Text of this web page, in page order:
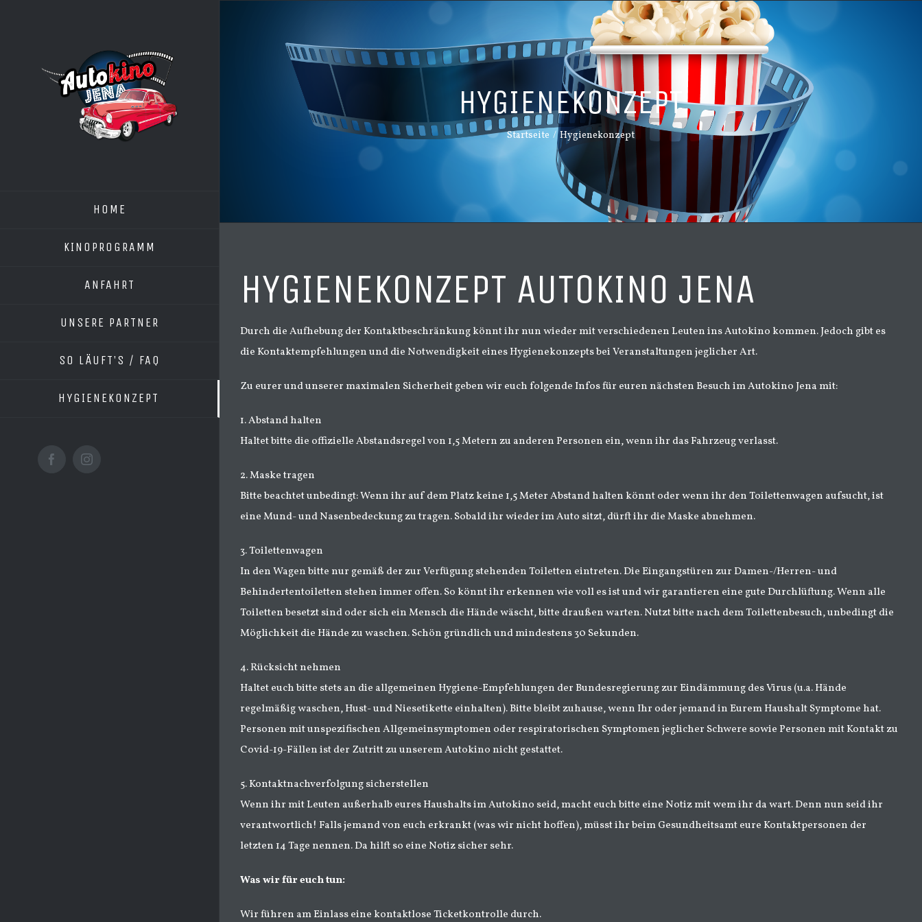
HOME
KINOPROGRAMM
ANFAHRT
UNSERE PARTNER
SO LÄUFT’S / FAQ
HYGIENEKONZEPT
facebookinstagram
HYGIENEKONZEPT
Startseite / Hygienekonzept
HYGIENEKONZEPT AUTOKINO JENA
Durch die Aufhebung der Kontaktbeschränkung könnt ihr nun wieder mit verschiedenen Leuten ins Autokino kommen. Jedoch gibt es
die Kontaktempfehlungen und die Notwendigkeit eines Hygienekonzepts bei Veranstaltungen jeglicher Art.
Zu eurer und unserer maximalen Sicherheit geben wir euch folgende Infos für euren nächsten Besuch im Autokino Jena mit:
1. Abstand halten
Haltet bitte die offizielle Abstandsregel von 1,5 Metern zu anderen Personen ein, wenn ihr das Fahrzeug verlasst.
2. Maske tragen
Bitte beachtet unbedingt: Wenn ihr auf dem Platz keine 1,5 Meter Abstand halten könnt oder wenn ihr den Toilettenwagen aufsucht, ist
eine Mund- und Nasenbedeckung zu tragen. Sobald ihr wieder im Auto sitzt, dürft ihr die Maske abnehmen.
3. Toilettenwagen
In den Wagen bitte nur gemäß der zur Verfügung stehenden Toiletten eintreten. Die Eingangstüren zur Damen-/Herren- und
Behindertentoiletten stehen immer offen. So könnt ihr erkennen wie voll es ist und wir garantieren eine gute Durchlüftung. Wenn alle
Toiletten besetzt sind oder sich ein Mensch die Hände wäscht, bitte draußen warten. Nutzt bitte nach dem Toilettenbesuch, unbedingt die
Möglichkeit die Hände zu waschen. Schön gründlich und mindestens 30 Sekunden.
4. Rücksicht nehmen
Haltet euch bitte stets an die allgemeinen Hygiene-Empfehlungen der Bundesregierung zur Eindämmung des Virus (u.a. Hände
regelmäßig waschen, Hust- und Niesetikette einhalten). Bitte bleibt zuhause, wenn Ihr oder jemand in Eurem Haushalt Symptome hat.
Personen mit unspezifischen Allgemeinsymptomen oder respiratorischen Symptomen jeglicher Schwere sowie Personen mit Kontakt zu
Covid-19-Fällen ist der Zutritt zu unserem Autokino nicht gestattet.
5. Kontaktnachverfolgung sicherstellen
Wenn ihr mit Leuten außerhalb eures Haushalts im Autokino seid, macht euch bitte eine Notiz mit wem ihr da wart. Denn nun seid ihr
verantwortlich! Falls jemand von euch erkrankt (was wir nicht hoffen), müsst ihr beim Gesundheitsamt eure Kontaktpersonen der
letzten 14 Tage nennen. Da hilft so eine Notiz sicher sehr.
Was wir für euch tun:
Wir führen am Einlass eine kontaktlose Ticketkontrolle durch.